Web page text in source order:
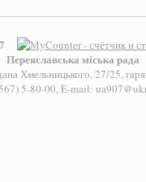
Переяславська міська рада
Хмельницького, 27/25,
5-80-00, E-mail: